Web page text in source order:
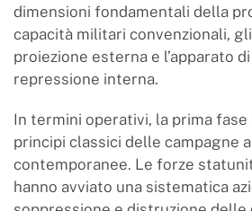
dimensioni fondamentali della
capacità militari convenzionali,
proiezione esterna e l’apparato
repressione interna.
In termini operativi, la prima fase
principi classici delle campagne
contemporanee. Le forze
hanno avviato una sistematica